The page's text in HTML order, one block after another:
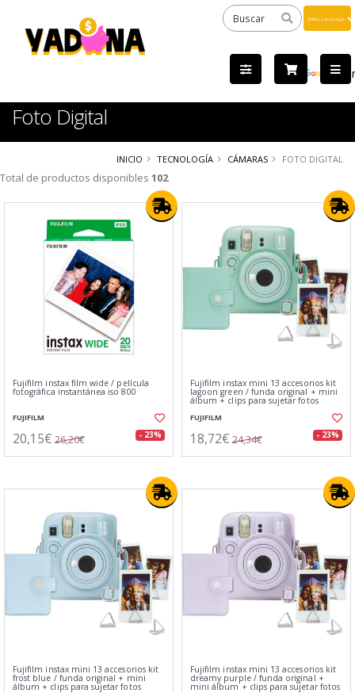
by
Foto Digital
INICIO TECNOLOGÍA CÁMARAS FOTO DIGITAL
Total de productos disponibles 102
Fujifilm instax film wide / película
fotográfica instantánea iso 800
FUJIFILM
20,15€ 26,20€ - 23%
Fujifilm instax mini 13 accesorios kit
lagoon green / funda original + mini
álbum + clips para sujetar fotos
FUJIFILM
18,72€ 24,34€ - 23%
Fujifilm instax mini 13 accesorios kit
frost blue / funda original + mini
álbum + clips para sujetar fotos
Fujifilm instax mini 13 accesorios kit
dreamy purple / funda original +
mini álbum + clips para sujetar fotos